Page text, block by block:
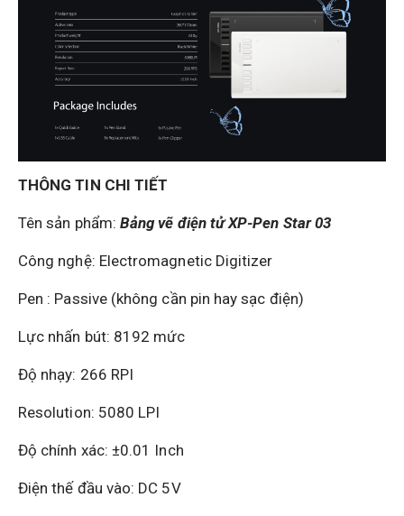
THÔNG TIN CHI TIẾT
Tên sản phẩm: Bảng vẽ điện tử XP-Pen Star 03
Công nghệ: Electromagnetic Digitizer
Pen : Passive (không cần pin hay sạc điện)
Lực nhấn bút: 8192 mức
Độ nhạy: 266 RPI
Resolution: 5080 LPI
Độ chính xác: ±0.01 Inch
Điện thế đầu vào: DC 5V